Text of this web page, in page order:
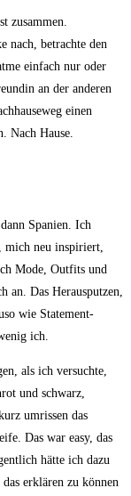
zusammen.
nach, betrachte den
einfach nur oder
an der anderen
einen
Nach Hause.
Spanien. Ich
neu inspiriert,
Mode, Outfits und
Das Herausputzen,
wie Statement-
ich.
als ich versuchte,
und schwarz,
umrissen das
Das war easy, das
hätte ich dazu
erklären zu können